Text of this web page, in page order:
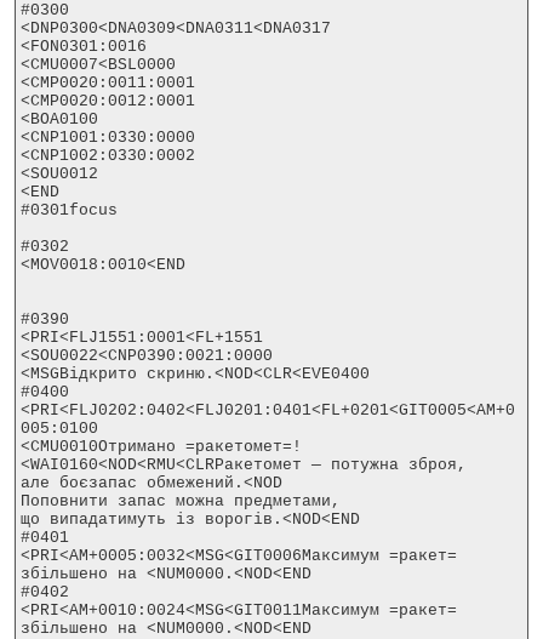
#0300
<DNP0300<DNA0309<DNA0311<DNA0317
<FON0301:0016
<CMU0007<BSL0000
<CMP0020:0011:0001
<CMP0020:0012:0001
<BOA0100
<CNP1001:0330:0000
<CNP1002:0330:0002
<SOU0012
<END
#0301focus
#0302
<MOV0018:0010<END
#0390
<PRI<FLJ1551:0001<FL+1551
<SOU0022<CNP0390:0021:0000
<MSGВідкрито скриню.<NOD<CLR<EVE0400
#0400
<PRI<FLJ0202:0402<FLJ0201:0401<FL+0201<GIT0005<AM+0
005:0100
<CMU0010Отримано =ракетомет=!
<WAI0160<NOD<RMU<CLRРакетомет — потужна зброя,
але боєзапас обмежений.<NOD
Поповнити запас можна предметами,
що випадатимуть із ворогів.<NOD<END
#0401
<PRI<AM+0005:0032<MSG<GIT0006Максимум =ракет=
збільшено на <NUM0000.<NOD<END
#0402
<PRI<AM+0010:0024<MSG<GIT0011Максимум =ракет=
збільшено на <NUM0000.<NOD<END